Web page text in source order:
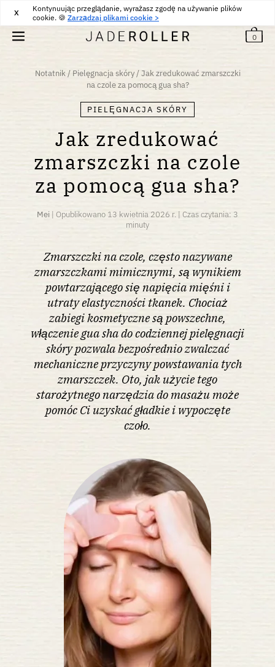
Kontynuując przeglądanie, wyrażasz zgodę na używanie plików
cookie. 🍪 Zarządzaj plikami cookie >
X DARMOWA DOSTAWA OD30€ZAKUP
0
Notatnik/ Pielęgnacja skóry/Jak zredukować zmarszczki
na czole za pomocą gua sha?
PIELĘGNACJA SKÓRY
Jak zredukować
zmarszczki na czole
za pomocą gua sha?
Mei | Opublikowano 13 kwietnia 2026 r. | Czas czytania: 3
minuty
Zmarszczki na czole, często nazywane
zmarszczkami mimicznymi, są wynikiem
powtarzającego się napięcia mięśni i
utraty elastyczności tkanek. Chociaż
zabiegi kosmetyczne są powszechne,
włączenie gua sha do codziennej pielęgnacji
skóry pozwala bezpośrednio zwalczać
mechaniczne przyczyny powstawania tych
zmarszczek. Oto, jak użycie tego
starożytnego narzędzia do masażu może
pomóc Ci uzyskać gładkie i wypoczęte
czoło.